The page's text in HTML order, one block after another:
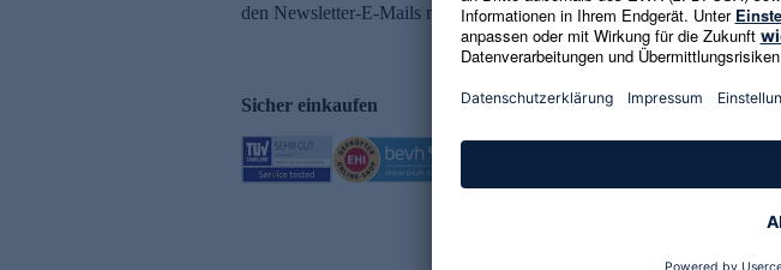
den Newsletter-E-Mails möglich.
Sicher einkaufen